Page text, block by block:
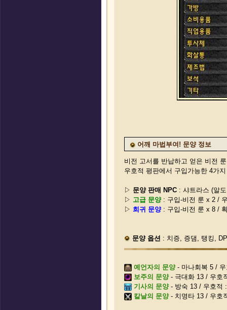
어깨 마법부여! 문양 정보
비전 고서를 반납하고 얻은 비전
우호적 평판에서 구입가능한 4가
▷ 문양 판매 NPC : 샤트라스 (알
▷ 고급 문양: 구입-비전 룬 x 2 /
▷ 희귀 문양: 구입-비전 룬 x 8 /
문양 옵션 : 치증, 증댐, 탱킹,
예언자의 문양- 마나회복 5 /
보주의 문양- 극대화 13 / 우호
기사의 문양- 방숙 13 / 우호적
칼날의 문양- 치명타 13 / 우호